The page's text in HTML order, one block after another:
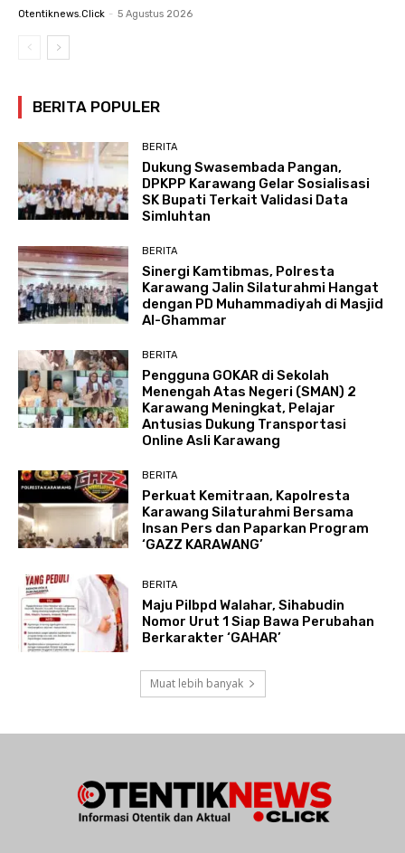
Otentiknews.click - 5 Agustus 2026
BERITA POPULER
BERITA
Dukung Swasembada Pangan,
DPKPP Karawang Gelar Sosialisasi
SK Bupati Terkait Validasi Data
Simluhtan
BERITA
Sinergi Kamtibmas, Polresta
Karawang Jalin Silaturahmi Hangat
dengan PD Muhammadiyah di Masjid
Al-Ghammar
BERITA
Pengguna GOKAR di Sekolah
Menengah Atas Negeri (SMAN) 2
Karawang Meningkat, Pelajar
Antusias Dukung Transportasi
Online Asli Karawang
BERITA
Perkuat Kemitraan, Kapolresta
Karawang Silaturahmi Bersama
Insan Pers dan Paparkan Program
‘GAZZ KARAWANG’
BERITA
Maju Pilbpd Walahar, Sihabudin
Nomor Urut 1 Siap Bawa Perubahan
Berkarakter ‘GAHAR’
Muat lebih banyak